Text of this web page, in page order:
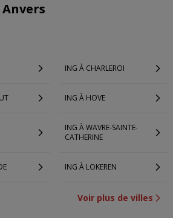
ING À CHARLEROI
ING À HOVE
ING À WAVRE-SAINTE-
CATHERINE
ING À LOKEREN
Voir plus de villes